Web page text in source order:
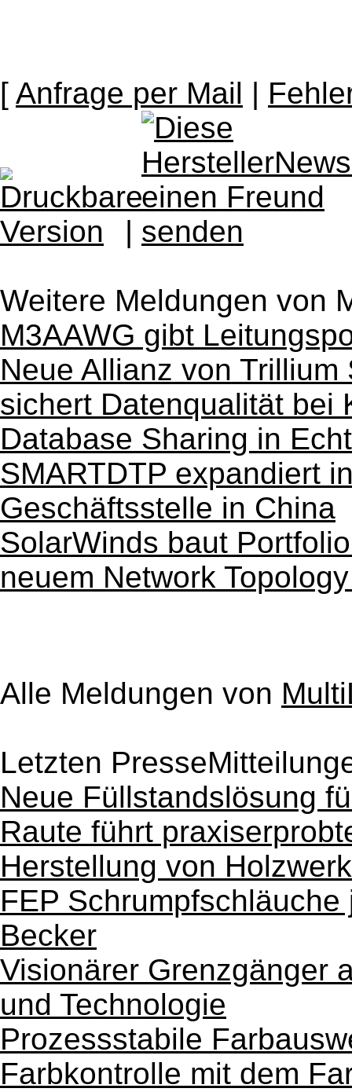
[ Anfrage per Mail |
|
Weitere Meldungen von
M3AAWG gibt
Neue Allianz von
sichert Datenqualität bei
Database Sharing in
SMARTDTP expandiert
Geschäftsstelle in China
SolarWinds baut
neuem Network
Alle Meldungen von
Letzten
Neue Füllstandslösung
Raute führt
Herstellung von
FEP
Becker
Visionärer Grenzgänger
und Technologie
Prozessstabile
Farbkontrolle mit dem